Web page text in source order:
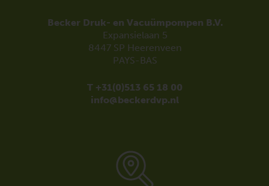
Becker Druk- en Vacuümpompen B.V.
Expansielaan 5
8447 SP Heerenveen
PAYS-BAS
T +31(0)513 65 18 00
info@beckerdvp.nl